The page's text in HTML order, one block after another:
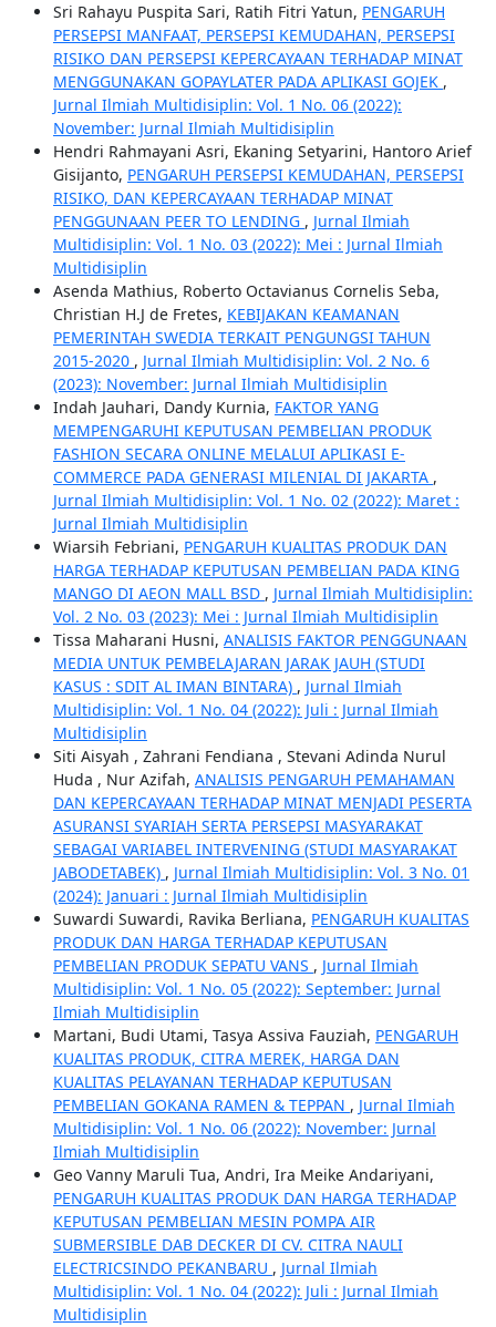
Sri Rahayu Puspita Sari, Ratih Fitri Yatun, PENGARUH
PERSEPSI MANFAAT, PERSEPSI KEMUDAHAN, PERSEPSI
RISIKO DAN PERSEPSI KEPERCAYAAN TERHADAP MINAT
MENGGUNAKAN GOPAYLATER PADA APLIKASI GOJEK ,
Jurnal Ilmiah Multidisiplin: Vol. 1 No. 06 (2022):
November: Jurnal Ilmiah Multidisiplin
Hendri Rahmayani Asri, Ekaning Setyarini, Hantoro Arief
Gisijanto, PENGARUH PERSEPSI KEMUDAHAN, PERSEPSI
RISIKO, DAN KEPERCAYAAN TERHADAP MINAT
PENGGUNAAN PEER TO LENDING , Jurnal Ilmiah
Multidisiplin: Vol. 1 No. 03 (2022): Mei : Jurnal Ilmiah
Multidisiplin
Asenda Mathius, Roberto Octavianus Cornelis Seba,
Christian H.J de Fretes, KEBIJAKAN KEAMANAN
PEMERINTAH SWEDIA TERKAIT PENGUNGSI TAHUN
2015-2020 , Jurnal Ilmiah Multidisiplin: Vol. 2 No. 6
(2023): November: Jurnal Ilmiah Multidisiplin
Indah Jauhari, Dandy Kurnia, FAKTOR YANG
MEMPENGARUHI KEPUTUSAN PEMBELIAN PRODUK
FASHION SECARA ONLINE MELALUI APLIKASI E-
COMMERCE PADA GENERASI MILENIAL DI JAKARTA ,
Jurnal Ilmiah Multidisiplin: Vol. 1 No. 02 (2022): Maret :
Jurnal Ilmiah Multidisiplin
Wiarsih Febriani, PENGARUH KUALITAS PRODUK DAN
HARGA TERHADAP KEPUTUSAN PEMBELIAN PADA KING
MANGO DI AEON MALL BSD , Jurnal Ilmiah Multidisiplin:
Vol. 2 No. 03 (2023): Mei : Jurnal Ilmiah Multidisiplin
Tissa Maharani Husni, ANALISIS FAKTOR PENGGUNAAN
MEDIA UNTUK PEMBELAJARAN JARAK JAUH (STUDI
KASUS : SDIT AL IMAN BINTARA) , Jurnal Ilmiah
Multidisiplin: Vol. 1 No. 04 (2022): Juli : Jurnal Ilmiah
Multidisiplin
Siti Aisyah , Zahrani Fendiana , Stevani Adinda Nurul
Huda , Nur Azifah, ANALISIS PENGARUH PEMAHAMAN
DAN KEPERCAYAAN TERHADAP MINAT MENJADI PESERTA
ASURANSI SYARIAH SERTA PERSEPSI MASYARAKAT
SEBAGAI VARIABEL INTERVENING (STUDI MASYARAKAT
JABODETABEK) , Jurnal Ilmiah Multidisiplin: Vol. 3 No. 01
(2024): Januari : Jurnal Ilmiah Multidisiplin
Suwardi Suwardi, Ravika Berliana, PENGARUH KUALITAS
PRODUK DAN HARGA TERHADAP KEPUTUSAN
PEMBELIAN PRODUK SEPATU VANS , Jurnal Ilmiah
Multidisiplin: Vol. 1 No. 05 (2022): September: Jurnal
Ilmiah Multidisiplin
Martani, Budi Utami, Tasya Assiva Fauziah, PENGARUH
KUALITAS PRODUK, CITRA MEREK, HARGA DAN
KUALITAS PELAYANAN TERHADAP KEPUTUSAN
PEMBELIAN GOKANA RAMEN & TEPPAN , Jurnal Ilmiah
Multidisiplin: Vol. 1 No. 06 (2022): November: Jurnal
Ilmiah Multidisiplin
Geo Vanny Maruli Tua, Andri, Ira Meike Andariyani,
PENGARUH KUALITAS PRODUK DAN HARGA TERHADAP
KEPUTUSAN PEMBELIAN MESIN POMPA AIR
SUBMERSIBLE DAB DECKER DI CV. CITRA NAULI
ELECTRICSINDO PEKANBARU , Jurnal Ilmiah
Multidisiplin: Vol. 1 No. 04 (2022): Juli : Jurnal Ilmiah
Multidisiplin